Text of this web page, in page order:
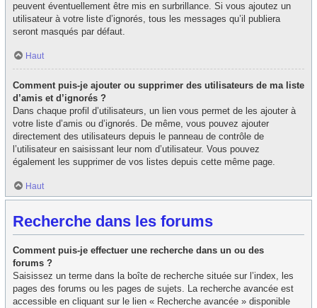
peuvent éventuellement être mis en surbrillance. Si vous ajoutez un
utilisateur à votre liste d’ignorés, tous les messages qu’il publiera
seront masqués par défaut.
Haut
Comment puis-je ajouter ou supprimer des utilisateurs de ma liste
d’amis et d’ignorés ?
Dans chaque profil d’utilisateurs, un lien vous permet de les ajouter à
votre liste d’amis ou d’ignorés. De même, vous pouvez ajouter
directement des utilisateurs depuis le panneau de contrôle de
l’utilisateur en saisissant leur nom d’utilisateur. Vous pouvez
également les supprimer de vos listes depuis cette même page.
Haut
Recherche dans les forums
Comment puis-je effectuer une recherche dans un ou des
forums ?
Saisissez un terme dans la boîte de recherche située sur l’index, les
pages des forums ou les pages de sujets. La recherche avancée est
accessible en cliquant sur le lien « Recherche avancée » disponible